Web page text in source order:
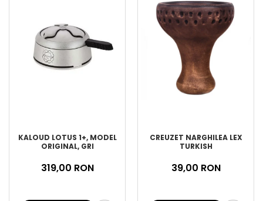
KALOUD LOTUS 1+, MODEL
ORIGINAL, GRI
319,00 RON
CREUZET NARGHILEA LEX
TURKISH
39,00 RON